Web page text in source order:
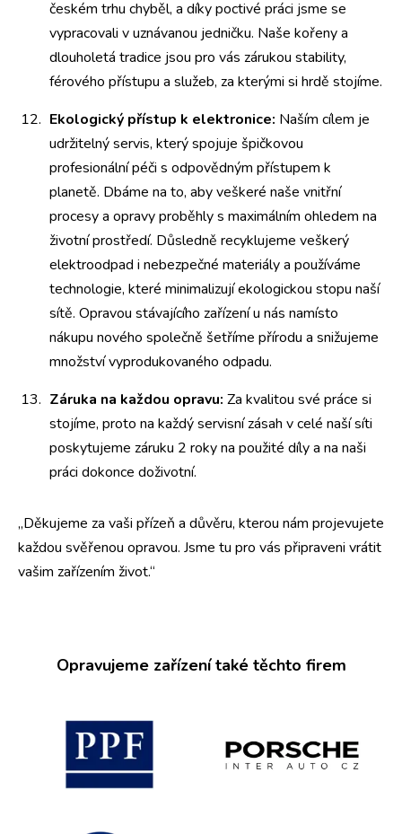
českém trhu chyběl, a díky poctivé práci jsme se
vypracovali v uznávanou jedničku. Naše kořeny a
dlouholetá tradice jsou pro vás zárukou stability,
férového přístupu a služeb, za kterými si hrdě stojíme.
Ekologický přístup k elektronice: Naším cílem je
udržitelný servis, který spojuje špičkovou
profesionální péči s odpovědným přístupem k
planetě. Dbáme na to, aby veškeré naše vnitřní
procesy a opravy proběhly s maximálním ohledem na
životní prostředí. Důsledně recyklujeme veškerý
elektroodpad i nebezpečné materiály a používáme
technologie, které minimalizují ekologickou stopu naší
sítě. Opravou stávajícího zařízení u nás namísto
nákupu nového společně šetříme přírodu a snižujeme
množství vyprodukovaného odpadu.
Záruka na každou opravu: Za kvalitou své práce si
stojíme, proto na každý servisní zásah v celé naší síti
poskytujeme záruku 2 roky na použité díly a na naši
práci dokonce doživotní.
„Děkujeme za vaši přízeň a důvěru, kterou nám projevujete
každou svěřenou opravou. Jsme tu pro vás připraveni vrátit
vašim zařízením život.“
Opravujeme zařízení také těchto firem